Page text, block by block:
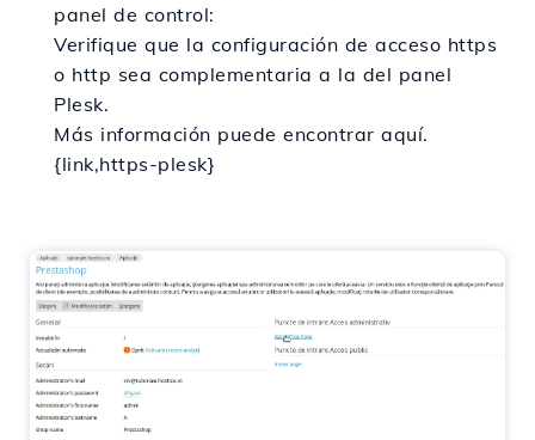
panel de control:
Verifique que la configuración de acceso https
o http sea complementaria a la del panel
Plesk.
Más información puede encontrar aquí.
{link,https-plesk}